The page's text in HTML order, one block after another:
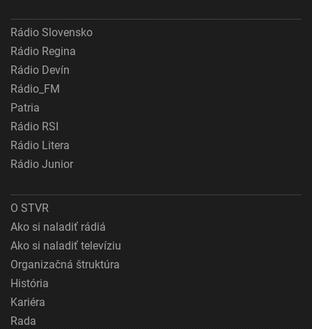
Rádio Slovensko
Rádio Regina
Rádio Devín
Rádio_FM
Patria
Rádio RSI
Rádio Litera
Rádio Junior
O STVR
Ako si naladiť rádiá
Ako si naladiť televíziu
Organizačná štruktúra
História
Kariéra
Rada